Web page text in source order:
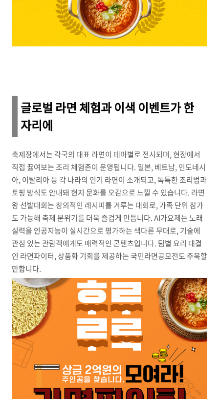
글로벌 라면 체험과 이색 이벤트가 한
자리에
축제장에서는 각국의 대표 라면이 테마별로 전시되며, 현장에서
직접 끓여보는 조리 체험존이 운영됩니다. 일본, 베트남, 인도네시
아, 이탈리아 등 각 나라의 인기 라면이 소개되고, 독특한 조리법과
토핑 방식도 안내돼 현지 문화를 오감으로 느낄 수 있습니다. 라면
왕 선발대회는 창의적인 레시피를 겨루는 대회로, 가족 단위 참가
도 가능해 축제 분위기를 더욱 즐겁게 만듭니다. AI가요제는 노래
실력을 인공지능이 실시간으로 평가하는 색다른 무대로, 기술에
관심 있는 관람객에게도 매력적인 콘텐츠입니다. 팀별 요리 대결
인 라면파이터, 상품화 기회를 제공하는 국민라면공모전도 주목할
만합니다.